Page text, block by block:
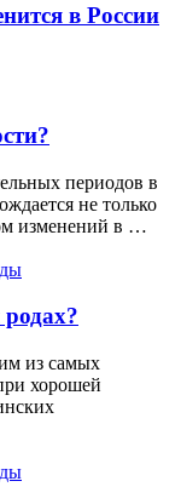
в России
периодов в
не только
изменений в …
из самых
хорошей